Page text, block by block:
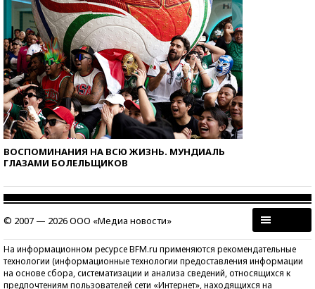
ВОСПОМИНАНИЯ НА ВСЮ ЖИЗНЬ. МУНДИАЛЬ
ГЛАЗАМИ БОЛЕЛЬЩИКОВ
© 2007 — 2026 ООО «Медиа новости»
На информационном ресурсе BFM.ru применяются рекомендательные
технологии (информационные технологии предоставления информации
на основе сбора, систематизации и анализа сведений, относящихся к
предпочтениям пользователей сети «Интернет», находящихся на